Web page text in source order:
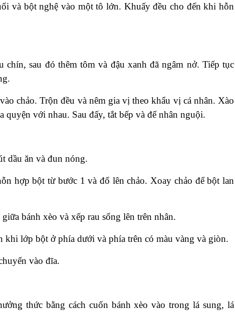
và bột nghệ vào một tô lớn. Khuấy đều cho đến khi hỗn
sau đó thêm tôm và đậu xanh đã ngâm nở. Tiếp tục
chảo. Trộn đều và nêm gia vị theo khẩu vị cá nhân. Xào
với nhau. Sau đấy, tắt bếp và để nhân nguội.
dầu ăn và đun nóng.
hợp bột từ bước 1 và đổ lên chảo. Xoay chảo để bột lan
bánh xèo và xếp rau sống lên trên nhân.
lớp bột ở phía dưới và phía trên có màu vàng và giòn.
vào đĩa.
thức bằng cách cuốn bánh xèo vào trong lá sung, lá